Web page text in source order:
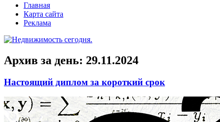
Главная
Карта сайта
Реклама
Архив за день: 29.11.2024
Настоящий диплом за короткий срок